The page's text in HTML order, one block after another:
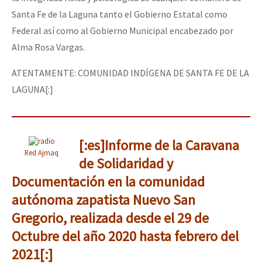
Santa Fe de la Laguna tanto el Gobierno Estatal como
Federal así como al Gobierno Municipal encabezado por
Alma Rosa Vargas.
ATENTAMENTE: COMUNIDAD INDÍGENA DE SANTA FE DE LA
LAGUNA[:]
Red Ajmaq
[:es]Informe de la Caravana
de Solidaridad y
Documentación en la comunidad
autónoma zapatista Nuevo San
Gregorio, realizada desde el 29 de
Octubre del año 2020 hasta febrero del
2021[:]